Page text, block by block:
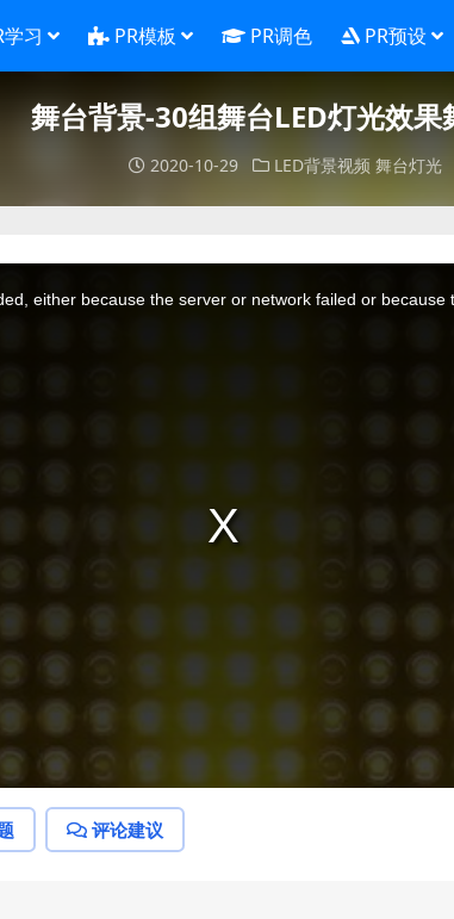
学习 PR模板 PR调色 PR预设
舞台背景-30组舞台LED灯光效
2020-10-29 LED背景视频 舞台灯光
either because the server or network failed or because
评论建议